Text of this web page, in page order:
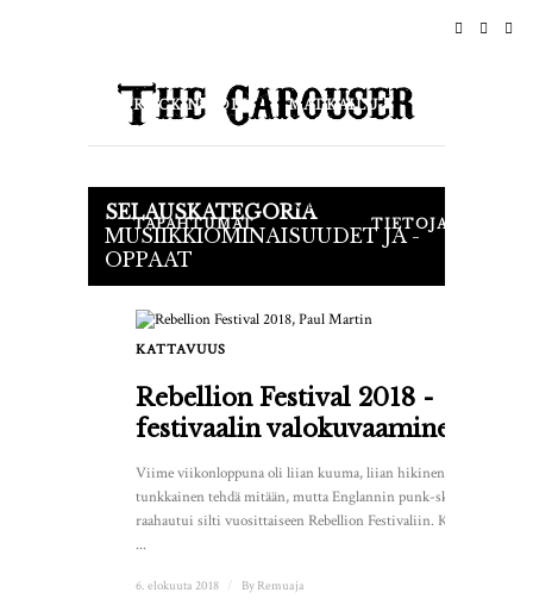
ROCK N ROLL MATKAILU
TAPAHTUMAT
Kauppa
TIETOJA
SELAUSKATEGORIA
MUSIIKKIOMINAISUUDET JA -
OPPAAT
KATTAVUUS
Rebellion Festival 2018 -
festivaalin valokuvaaminen
Viime viikonloppuna oli liian kuuma, liian hikinen ja liian
tunkkainen tehdä mitään, mutta Englannin punk-skene
raahautui silti vuosittaiseen Rebellion Festivaliin. Kanssa
...
6. elokuuta 2018 By Remuaja